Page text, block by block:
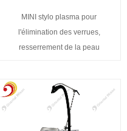
MINI stylo plasma pour
l'élimination des verrues,
resserrement de la peau